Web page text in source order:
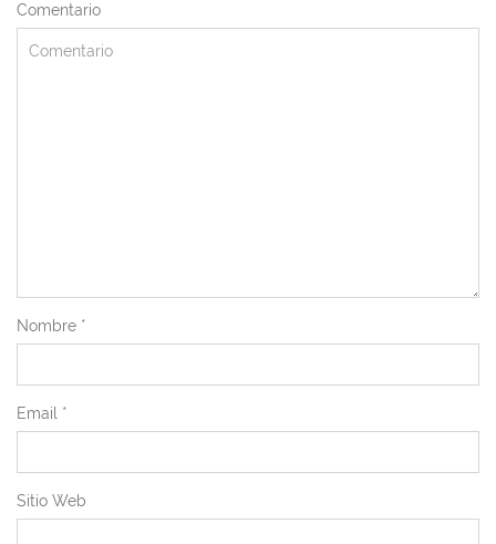
Comentario
Nombre *
Email *
Sitio Web